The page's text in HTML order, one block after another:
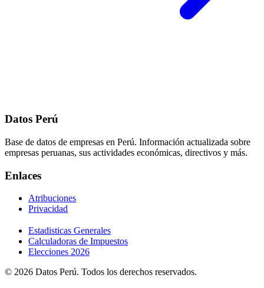
Datos Perú
Base de datos de empresas en Perú. Información actualizada sobre
empresas peruanas, sus actividades económicas, directivos y más.
Enlaces
Atribuciones
Privacidad
Estadisticas Generales
Calculadoras de Impuestos
Elecciones 2026
© 2026 Datos Perú. Todos los derechos reservados.